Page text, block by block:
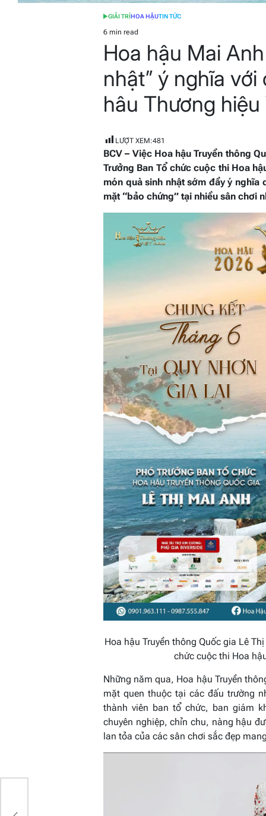
POSTED
IN
GIẢI TRÍHOA HẬUTIN TỨC
Estimated
read
6 min read
Hoa hậu Mai
nhật” ý nghĩa
hâu Thương
LƯỢT XEM:481
BCV – Việc Hoa hậu Truyền thông
Trưởng Ban Tổ chức cuộc thi Hoa
món quà sinh nhật sớm đầy ý
mặt “bảo chứng” tại nhiều sân chơi
Hoa hậu Truyền thông Quốc gia Lê
chức cuộc thi Hoa
Những năm qua, Hoa hậu Truyền
mặt quen thuộc tại các đấu trường
thành viên ban tổ chức, ban giám
chuyên nghiệp, chỉn chu, nàng hậu
lan tỏa của các sân chơi sắc đẹp